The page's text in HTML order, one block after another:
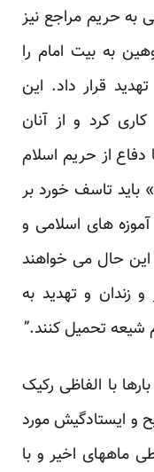
به حریم مراجع نیز
به بیت امام را
قرار داد. این
کرد و از آنان
دفاع از حریم اسلام
باید تاسف خورد بر
های اسلامی و
این حال می خواهند
زندان و تهدید به
شیعه تحمیل کنند.”
با الفاظی رکیک
و ایستادگیش مورد
ماههای اخیر و با